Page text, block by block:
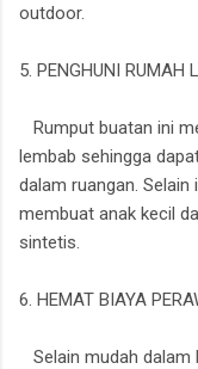
outdoor.
5. PENGHUNI RUMAH
Rumput buatan ini
lembab sehingga
dalam ruangan.
membuat anak kecil
sintetis.
6. HEMAT BIAYA
Selain mudah dalam